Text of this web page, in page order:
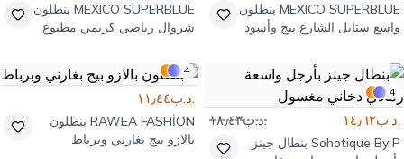
MEXICO SUPERBLUE بنطلون
واسع ستايل الشارع بيج وأسود
MEXICO SUPERBLUE بنطلون
شروال رياضي كريمي مطبوع
4
.د.ب١٤٫٦٢ .د.ب١٨٫٤٣
Sohotique By P بنطال جينز
4
.د.ب١١٫٤٤
RAWEA FASHİON بنطلون
بالازو بيج بغارني وبرباط